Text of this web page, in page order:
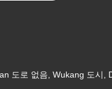
도로 없음, Wukang 도시,